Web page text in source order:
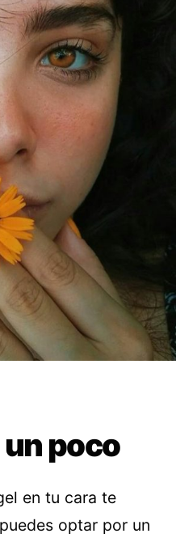
poco
en tu cara te
optar por un